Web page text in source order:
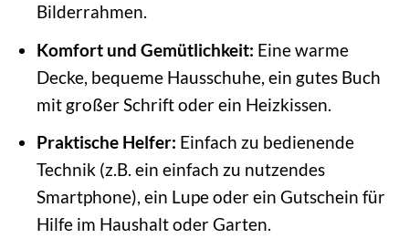
Bilderrahmen.
Komfort und Gemütlichkeit: Eine warme
Decke, bequeme Hausschuhe, ein gutes Buch
mit großer Schrift oder ein Heizkissen.
Praktische Helfer: Einfach zu bedienende
Technik (z.B. ein einfach zu nutzendes
Smartphone), ein Lupe oder ein Gutschein für
Hilfe im Haushalt oder Garten.